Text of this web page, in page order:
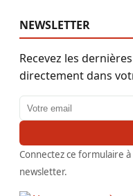
NEWSLETTER
Recevez les
directement dans
Adresse email
Connectez ce formulaire
newsletter.